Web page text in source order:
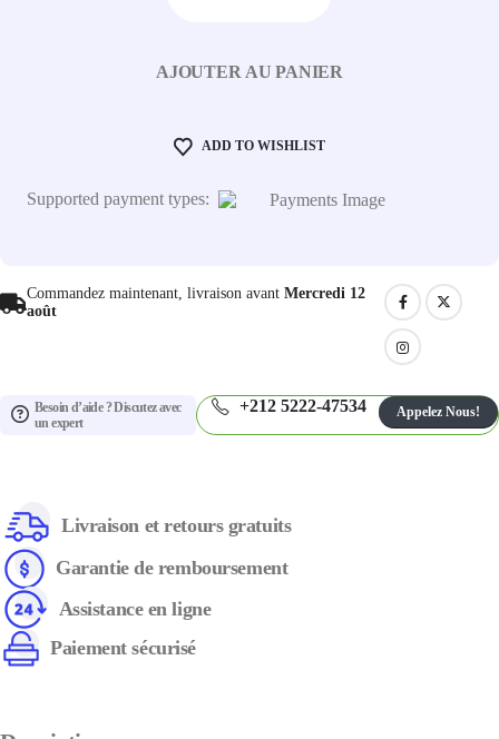
AJOUTER AU PANIER
ADD TO WISHLIST
Supported payment types:
Commandez maintenant, livraison avant Mercredi 12
août
Besoin d’aide ? Discutez avec
un expert
+212 5222-47534 Appelez Nous!
Livraison et retours gratuits
Garantie de remboursement
Assistance en ligne
Paiement sécurisé